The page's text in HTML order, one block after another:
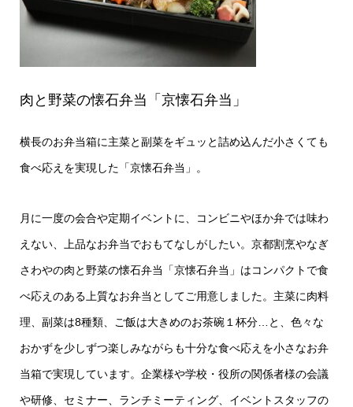
肉と野菜の懐石弁当「京懐石弁当」
横長のお弁当箱に主菜と副菜をギュッと詰め込んだ小さくても
食べ応えを実現した「京懐石弁当」。
月に一度の会合や定期イベントに、コンビニやほか弁では味わ
えない、上品なお弁当でおもてなしがしたい。京都割烹やなぎ
さわやの肉と野菜の懐石弁当「京懐石弁当」はコンパクトで食
べ応えのある上質なお弁当としてご用意しました。主菜に肉料
理、副菜は8種類、ご飯は大きめのお茶碗１杯分…と、色々な
おかずを少しずつ楽しみながらも十分な食べ応えを小さなお弁
当箱で実現しています。企業様や学校・役所の関係者様の会議
や研修、セミナー、ランチミーティング、イベントスタッフの